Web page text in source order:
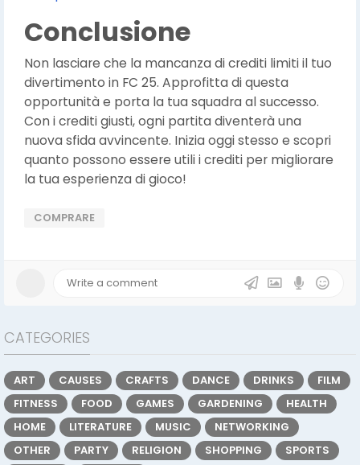
Conclusione
Non lasciare che la mancanza di crediti limiti il tuo
divertimento in FC 25. Approfitta di questa
opportunità e porta la tua squadra al successo.
Con i crediti giusti, ogni partita diventerà una
nuova sfida avvincente. Inizia oggi stesso e scopri
quanto possono essere utili i crediti per migliorare
la tua esperienza di gioco!
COMPRARE
CATEGORIES
ART CAUSES CRAFTS DANCE DRINKS
FILM
FITNESS
FOOD GAMES GARDENING
HEALTH
HOME
LITERATURE MUSIC
NETWORKING
OTHER
PARTY RELIGION SHOPPING
SPORTS